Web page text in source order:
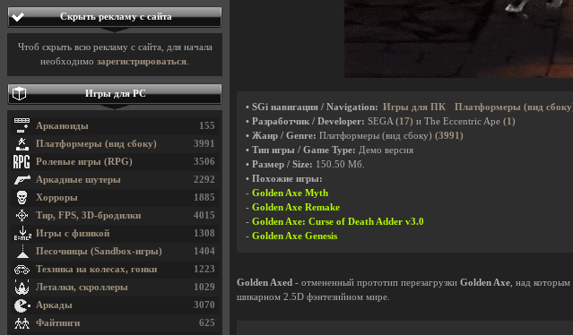
• SGi навигация / Navigation: Игры для ПК Платформеры (вид
• Разработчик / Developer: SEGA (17) и The Eccentric Ape (1)
• Жанр / Genre: Платформеры (вид сбоку) (3991)
• Тип игры / Game Type: Демо версия
• Размер / Size: 150.50 Мб.
• Похожие игры:
- Golden Axe Myth
- Golden Axe Remake
- Golden Axe: Curse of Death Adder v3.0
- Golden Axe Genesis
Golden Axed - отмененный прототип перезагрузки Golden Axe , над которым
шикарном 2.5D фэнтезийном мире.
Скрыть рекламу с сайта
Чтоб скрыть всю рекламу с сайта, для начала
необходимо зарегистрироваться
Игры для PC
155
Арканоиды
3991
Платформеры (вид сбоку)
3506
Ролевые игры (RPG)
2292
Аркадные шутеры
1885
Хорроры
4015
Тир, FPS, 3D-бродилки
1308
Игры с физикой
1404
Песочницы (Sandbox-игры)
1223
Техника на колесах, гонки
1029
Леталки, скроллеры
3070
Аркады
625
Файтинги